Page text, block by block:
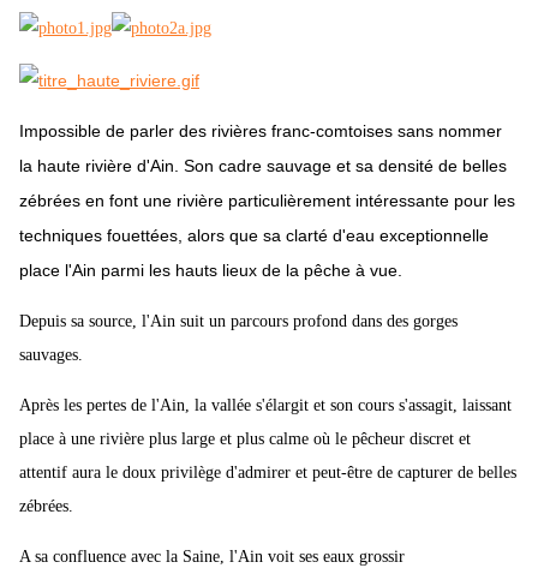
Impossible de parler des rivières franc-comtoises sans nommer
la haute rivière d'Ain. Son cadre sauvage et sa densité de belles
zébrées en font une rivière particulièrement intéressante pour les
techniques fouettées, alors que sa clarté d'eau exceptionnelle
place l'Ain parmi les hauts lieux de la pêche à vue.
Depuis sa source, l'Ain suit un parcours profond dans des gorges
sauvages.
Après les pertes de l'Ain, la vallée s'élargit et son cours s'assagit, laissant
place à une rivière plus large et plus calme où le pêcheur discret et
attentif aura le doux privilège d'admirer et peut-être de capturer de belles
zébrées.
A sa confluence avec la Saine, l'Ain voit ses eaux grossir